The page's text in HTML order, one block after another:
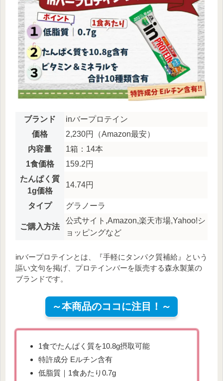
ブランド
inバープロテイン
価格
2,230円（Amazon最安）
内容量
1箱：14本
1食価格
159.2円
たんぱく質
1g価格
14.74円
タイプ グラノーラ
ご購入方法
公式サイト,Amazon,楽天市場,Yahoo!シ
ョッピングなど
inバープロテインとは、『手軽にタンパク質補給』という
謳い文句を掲げ、プロテインバーを販売する森永製菓の
ブランドです。
～本商品のココに注目！～
1食でたんぱく質を10.8g摂取可能
特許成分 Eルチン含有
低脂質｜1食あたり0.7g